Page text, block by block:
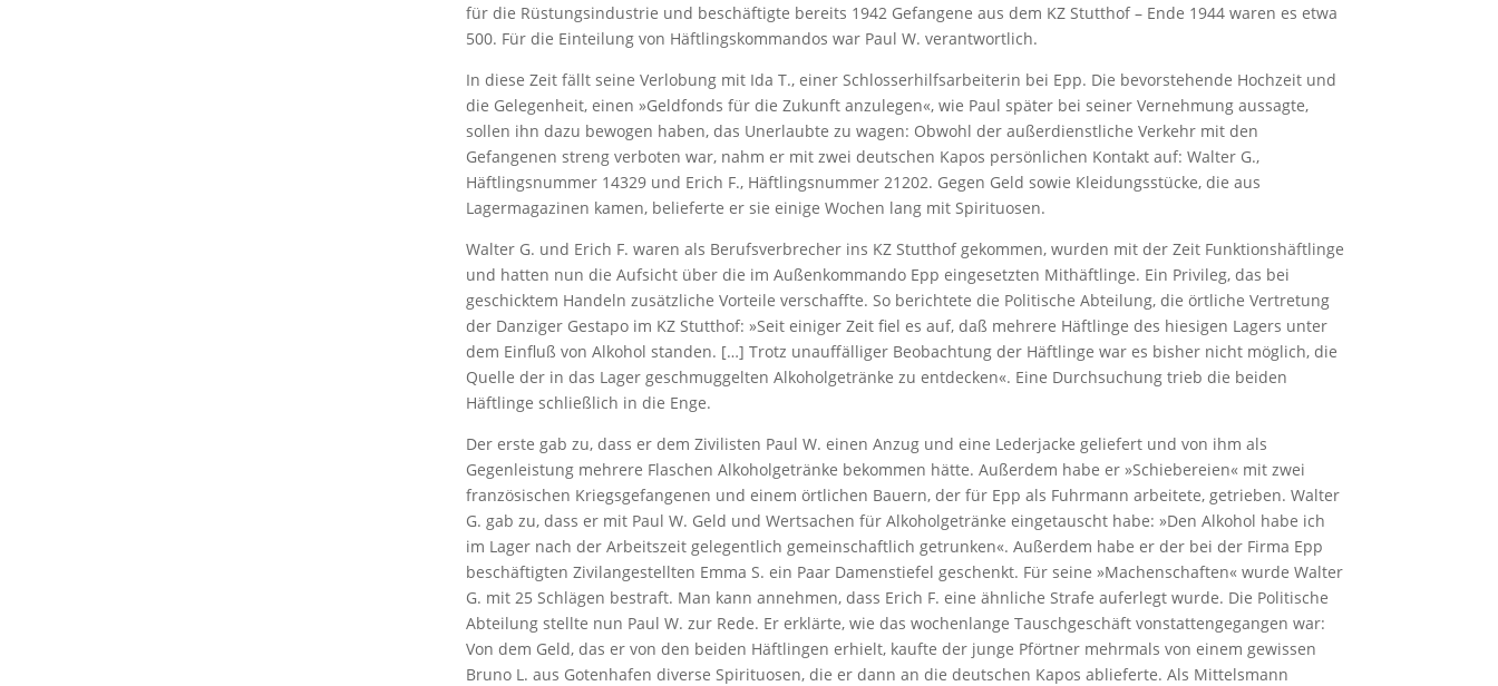
für die Rüstungsindustrie und beschäftigte bereits 1942 Gefangene aus dem KZ Stutthof – Ende 1944 waren es etwa
500. Für die Einteilung von Häftlingskommandos war Paul W. verantwortlich.
In diese Zeit fällt seine Verlobung mit Ida T., einer Schlosserhilfsarbeiterin bei Epp. Die bevorstehende Hochzeit und
die Gelegenheit, einen »Geldfonds für die Zukunft anzulegen«, wie Paul später bei seiner Vernehmung aussagte,
sollen ihn dazu bewogen haben, das Unerlaubte zu wagen: Obwohl der außerdienstliche Verkehr mit den
Gefangenen streng verboten war, nahm er mit zwei deutschen Kapos persönlichen Kontakt auf: Walter G.,
Häftlingsnummer 14329 und Erich F., Häftlingsnummer 21202. Gegen Geld sowie Kleidungsstücke, die aus
Lagermagazinen kamen, belieferte er sie einige Wochen lang mit Spirituosen.
Walter G. und Erich F. waren als Berufsverbrecher ins KZ Stutthof gekommen, wurden mit der Zeit Funktionshäftlinge
und hatten nun die Aufsicht über die im Außenkommando Epp eingesetzten Mithäftlinge. Ein Privileg, das bei
geschicktem Handeln zusätzliche Vorteile verschaffte. So berichtete die Politische Abteilung, die örtliche Vertretung
der Danziger Gestapo im KZ Stutt­hof: »Seit einiger Zeit fiel es auf, daß mehrere Häftlinge des hiesigen Lagers unter
dem Einfluß von Alkohol standen. […] Trotz unauffälliger Beobachtung der Häftlinge war es bisher nicht möglich, die
Quelle der in das Lager geschmuggelten Alkoholgetränke zu entdecken«. Eine Durchsuchung trieb die beiden
Häftlinge schließlich in die Enge.
Der erste gab zu, dass er dem Zivilisten Paul W. einen Anzug und eine Leder­jacke geliefert und von ihm als
Gegenleistung mehrere Flaschen Alkoholgetränke bekommen hätte. Außerdem habe er »Schiebereien« mit zwei
französischen Kriegsgefangenen und einem örtlichen Bauern, der für Epp als Fuhrmann arbeitete, getrieben. Walter
G. gab zu, dass er mit Paul W. Geld und Wertsachen für Alkoholgetränke eingetauscht habe: »Den Alkohol habe ich
im Lager nach der Arbeitszeit gelegentlich gemeinschaftlich ­getrunken«. Außerdem habe er der bei der Firma Epp
beschäftigten Zivilangestellten Emma S. ein Paar Damenstiefel geschenkt. Für seine »Machenschaften« wurde Walter
G. mit 25 Schlägen bestraft. Man kann annehmen, dass Er­ich F. eine ähnliche Strafe auferlegt wurde. Die Politische
Abteilung stellte nun Paul W. zur Rede. Er erklärte, wie das wochenlange Tauschgeschäft vonstattengegangen war:
Von dem Geld, das er von den beiden Häftlingen erhielt, kaufte der junge Pförtner mehrmals von einem gewissen
Bruno L. aus Gotenhafen diverse Spirituosen, die er dann an die deutschen Kapos ablieferte. Als Mittelsmann